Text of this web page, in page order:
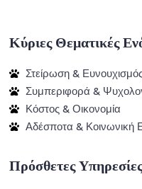
Κύριες Θεματικές
Στείρωση &
Συμπεριφορά &
Κόστος & Οικονομία
Αδέσποτα & Κοινωνική
Πρόσθετες Υπηρεσίες